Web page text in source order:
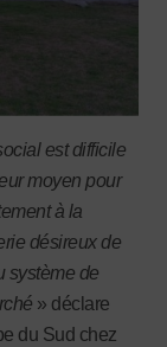
est difficile
moyen pour
à la
désireux de
système de
» déclare
du Sud chez